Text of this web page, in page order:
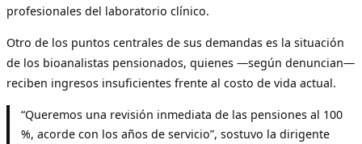
profesionales del laboratorio clínico.
Otro de los puntos centrales de sus demandas es la situación
de los bioanalistas pensionados, quienes —según denuncian—
reciben ingresos insuficientes frente al costo de vida actual.
“Queremos una revisión inmediata de las pensiones al 100
%, acorde con los años de servicio”, sostuvo la dirigente